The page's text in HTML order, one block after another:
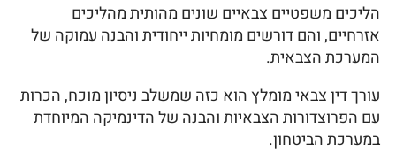
הליכים משפטיים צבאיים שונים מהותית מהליכים
אזרחיים, והם דורשים מומחיות ייחודית והבנה עמוקה של
המערכת הצבאית.
עורך דין צבאי מומלץ הוא כזה שמשלב ניסיון מוכח, הכרות
עם הפרוצדורות הצבאיות והבנה של הדינמיקה המיוחדת
במערכת הביטחון.